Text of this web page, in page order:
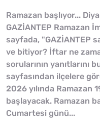
Ramazan başlıyor...
GAZİANTEP Ramazan
sayfada, "GAZİANTEP
ve bitiyor? İftar ne
sorularının yanıtlarını
sayfasından ilçelere
2026 yılında Ramazan
başlayacak. Ramazan
Cumartesi günü...